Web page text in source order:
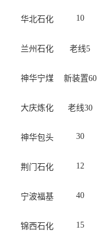
华北石化 10
兰州石化 老线5
神华宁煤 新装置60
大庆炼化 老线30
神华包头 30
荆门石化 12
宁波福基 40
锦西石化 15